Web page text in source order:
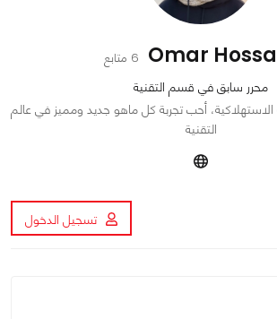
Omar 6 متابع
محرر سابق في قسم التقنية
الاستهلاكية، أحب تجربة كل ماهو جديد ومميز في عالم
التقنية
تسجيل الدخول